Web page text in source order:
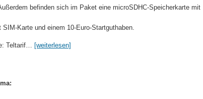
befinden sich im Paket eine microSDHC-Speicherkarte mit
Karte und einem 10-Euro-Startguthaben.
Teltarif… [weiterlesen]